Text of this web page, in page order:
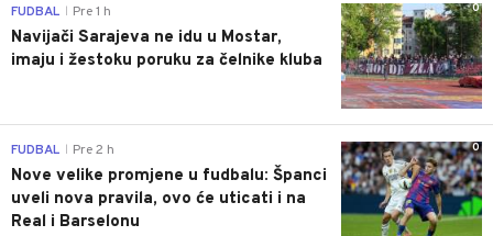
0
FUDBAL Pre 1 h
Navijači Sarajeva ne idu u Mostar,
imaju i žestoku poruku za čelnike kluba
0
FUDBAL Pre 2 h
Nove velike promjene u fudbalu: Španci
uveli nova pravila, ovo će uticati i na
Real i Barselonu